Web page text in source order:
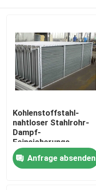
Haus
Produkte
Kohlenstoffstahl-
nahtloser Stahlrohr-
Dampf-
Feinsicherungs-
Austauscher für die
Luftkühlung
Anfrage absenden